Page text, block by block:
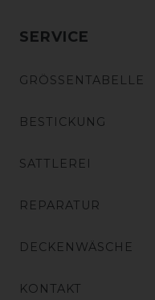
SERVICE
GRÖSSENTABELLE
BESTICKUNG
SATTLEREI
REPARATUR
DECKENWÄSCHE
KONTAKT